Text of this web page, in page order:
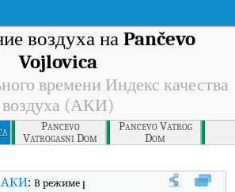
воздуха на Pančevo
Vojlovica
времени Индекс качества
воздуха (АКИ)
Pancevo
Vatrogasni Dom
Pancevo Vatrog
Dom
:В режиме реального времени Индекс